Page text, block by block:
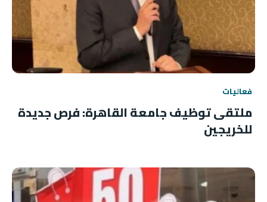
فعاليات
ملتقى توظيف جامعة القاهرة: فرص جديدة
للخريجين